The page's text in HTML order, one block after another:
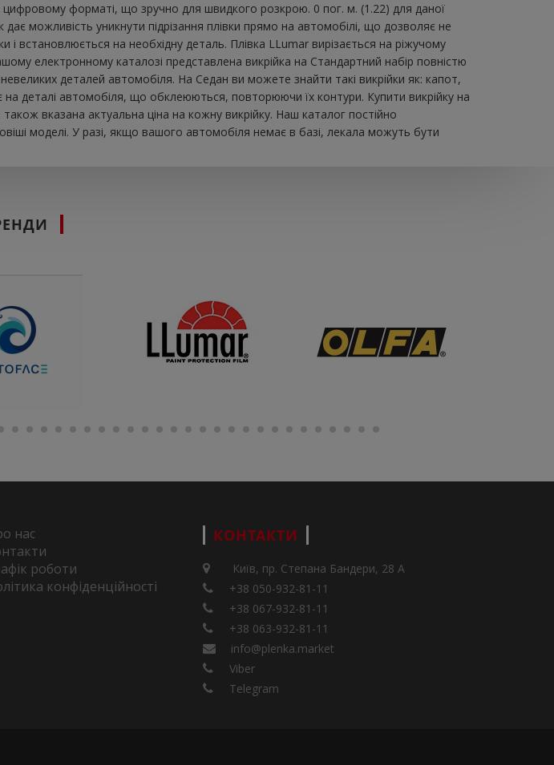
форматі, що зручно для швидкого розкрою. 0 пог. м. (1.22) для даної
можливість уникнути підрізання плівки прямо на автомобілі, що дозволяє не
встановлюється на необхідну деталь. Плівка LLumar вирізається на ріжучому
електронному каталозі представлена ​​викрійка на Стандартний набір повністю
деталей автомобіля. На Седан ви можете знайти такі викрійки як: капот,
на деталі автомобіля, що обклеюються, повторюючи їх контури. Купити викрійку на
вказана актуальна ціна на кожну викрійку. Наш каталог постійно
моделі. У разі, якщо вашого автомобіля немає в базі, лекала можуть бути
нас
роботи
конфіденційності
КОНТАКТИ
Київ, пр. Степана Бандери, 28 А
+38 050-932-81-11
+38 067-932-81-11
+38 063-932-81-11
info@plenka.market
Viber
Telegram